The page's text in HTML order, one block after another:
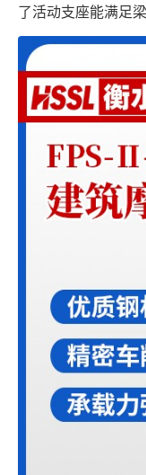
了活动支座能满足